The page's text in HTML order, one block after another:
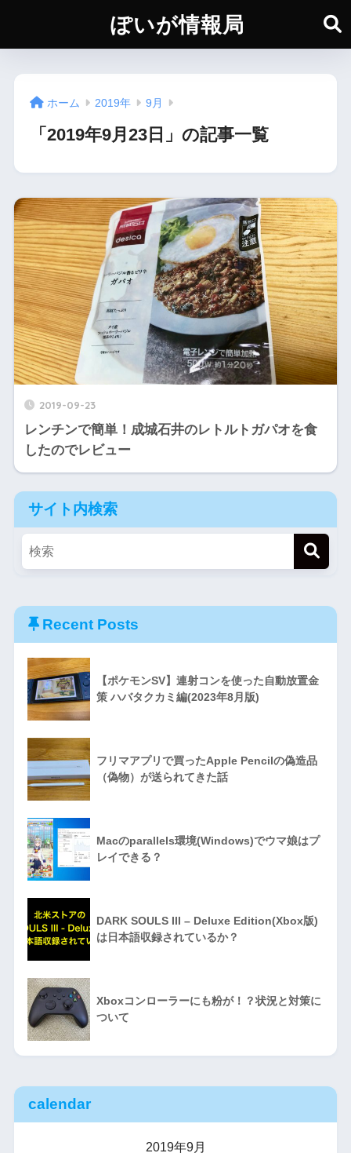
ぽいが情報局
ホーム 2019年 9月
「2019年9月23日」の記事一覧
2019-09-23
レンチンで簡単！成城石井のレトルトガパオを食
したのでレビュー
サイト内検索
Recent Posts
【ポケモンSV】連射コンを使った自動放置金
策 ハバタクカミ編(2023年8月版)
フリマアプリで買ったApple Pencilの偽造品
（偽物）が送られてきた話
Macのparallels環境(Windows)でウマ娘はプ
レイできる？
DARK SOULS III – Deluxe Edition(Xbox版)
は日本語収録されているか？
Xboxコンローラーにも粉が！？状況と対策に
ついて
calendar
2019年9月